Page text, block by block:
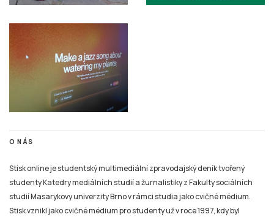
O NÁS
Stisk online je studentský multimediální zpravodajský deník tvořený
studenty Katedry mediálních studií a žurnalistiky z Fakulty sociálních
studií Masarykovy univerzity Brno v rámci studia jako cvičné médium.
Stisk vznikl jako cvičné médium pro studenty už v roce 1997, kdy byl